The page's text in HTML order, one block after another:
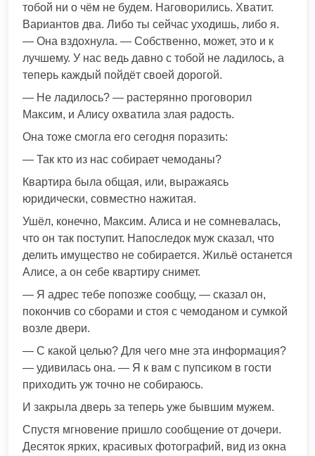
тобой ни о чём не будем. Наговорились. Хватит.
Вариантов два. Либо ты сейчас уходишь, либо я.
— Она вздохнула. — Собственно, может, это и к
лучшему. У нас ведь давно с тобой не ладилось, а
теперь каждый пойдёт своей дорогой.
— Не ладилось? — растерянно проговорил
Максим, и Алису охватила злая радость.
Она тоже смогла его сегодня поразить:
— Так кто из нас собирает чемоданы?
Квартира была общая, или, выражаясь
юридически, совместно нажитая.
Ушёл, конечно, Максим. Алиса и не сомневалась,
что он так поступит. Напоследок муж сказал, что
делить имущество не собирается. Жильё останется
Алисе, а он себе квартиру снимет.
— Я адрес тебе попозже сообщу, — сказал он,
покончив со сборами и стоя с чемоданом и сумкой
возле двери.
— С какой целью? Для чего мне эта информация?
— удивилась она. — Я к вам с пупсиком в гости
приходить уж точно не собираюсь.
И закрыла дверь за теперь уже бывшим мужем.
Спустя мгновение пришло сообщение от дочери.
Десяток ярких, красивых фотографий, вид из окна